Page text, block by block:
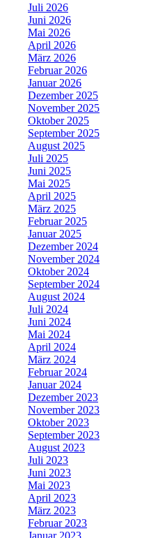
Juli 2026
Juni 2026
Mai 2026
April 2026
März 2026
Februar 2026
Januar 2026
Dezember 2025
November 2025
Oktober 2025
September 2025
August 2025
Juli 2025
Juni 2025
Mai 2025
April 2025
März 2025
Februar 2025
Januar 2025
Dezember 2024
November 2024
Oktober 2024
September 2024
August 2024
Juli 2024
Juni 2024
Mai 2024
April 2024
März 2024
Februar 2024
Januar 2024
Dezember 2023
November 2023
Oktober 2023
September 2023
August 2023
Juli 2023
Juni 2023
Mai 2023
April 2023
März 2023
Februar 2023
Januar 2023